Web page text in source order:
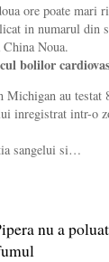
ore poate mari
in numarul din
China Noua.
bolilor
au testat
inregistrat intr-o
sangelui si…
nu a